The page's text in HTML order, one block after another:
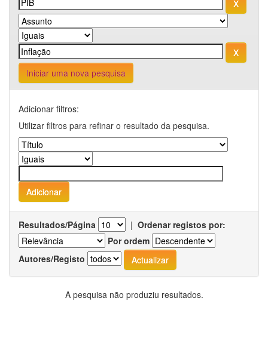
Iniciar uma nova pesquisa
Adicionar filtros:
Utilizar filtros para refinar o resultado da pesquisa.
Resultados/Página | Ordenar registos por:
Por ordem
Autores/Registo
A pesquisa não produziu resultados.